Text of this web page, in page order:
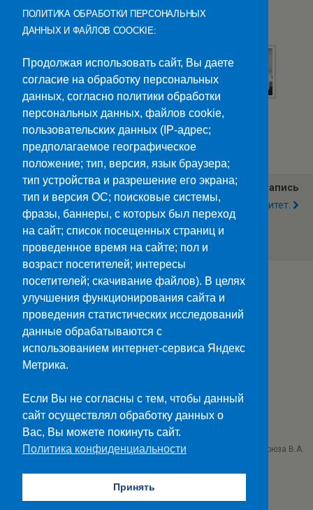
поддержки.
Категории:Новости
Предыдущая Запись
Классный Час «День
Заповедников И
Национальных Парков
Следующая Запись
Профессионалитет.
Наверх
Мобильн.
Министерство науки и высшего образования>>
Госуслуги>>
ГБПОУ "Ставропольский колледж связи им. Героя Советского Союза В.А.
ПОЛИТИКА ОБРАБОТКИ ПЕРСОНАЛЬНЫХ
ДАННЫХ И ФАЙЛОВ COOCKIE:
Продолжая использовать сайт, Вы даете
согласие на обработку персональных
данных, согласно политики обработки
персональных данных, файлов cookie,
пользовательских данных (IP-адрес;
предполагаемое географическое
положение; тип, версия, язык браузера;
тип устройства и разрешение его экрана;
тип и версия ОС; поисковые системы,
фразы, баннеры, с которых был переход
на сайт; список посещенных страниц и
проведенное время на сайте; пол и
возраст посетителей; интересы
посетителей; скачивание файлов). В целях
улучшения функционирования сайта и
проведения статистических исследований
данные обрабатываются с
использованием интернет-сервиса Яндекс
Метрика.
Если Вы не согласны с тем, чтобы данный
сайт осуществлял обработку данных о
Вас, Вы можете покинуть сайт.
Политика конфиденциальности
Принять